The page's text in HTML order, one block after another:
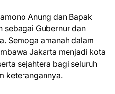
Anung dan Bapak
sebagai Gubernur dan
Semoga amanah dalam
Jakarta menjadi kota
sejahtera bagi seluruh
keterangannya.